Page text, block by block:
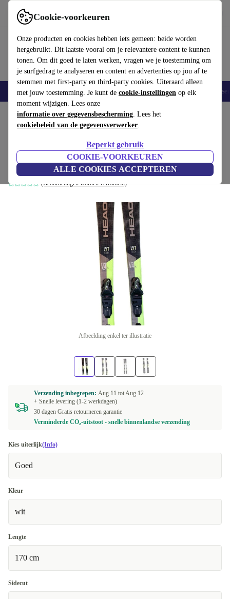
Cookie-voorkeuren
Onze producten en cookies hebben iets gemeen: beide worden
hergebruikt. Dit laatste vooral om je relevantere content te kunnen
tonen. Om dit goed te laten werken, vragen we je toestemming om
je surfgedrag te analyseren en content en advertenties op jou af te
stemmen met first-party en third-party cookies. Uiteraard alleen
met jouw toestemming. Je kunt de cookie-instellingen op elk
moment wijzigen. Lees onze
informatie over gegevensbescherming. Lees het
cookiebeleid van de gegevensverwerker.
Beperkt gebruik
COOKIE-VOORKEUREN
ALLE COOKIES ACCEPTEREN
Gebruik refurbed snel en eenvoudig
Elektronica Huishouden Keuken Sport E-Bikes Yoga
Home Sport Winter Skiën Alpineskiën Ski's
Head LYT Tech V4 XL
(2019/2020)
wit | 170 cm
(Beoordelingen worden verzameld)
€458,85
Afbeelding enkel ter illustratie
Verzending inbegrepen: Aug 11 totAug 12
+ Snelle levering (1-2 werkdagen)
30 dagen Gratis retourneren garantie
Verminderde CO₂-uitstoot - snelle binnenlandse verzending
Kies uiterlijk(Info)
Goed
Kleur
wit
Lengte
170 cm
Sidecut